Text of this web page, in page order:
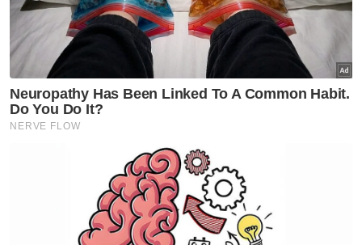
Ujarnya, kali pertama Aqil menjalani dialisis
pada Mac lalu dan Selasa depan perlu
melakukan prosedur endoskopi atau
memasukan kamera ke dalam perut bagi
mengetahui sama ada bersesuaian untuk
melakukan dialisis seterusnya.
"Doktor beritahu Aqil ada potensi untuk
sembuh sepenuhnya, tapi ambil masa dan
perlu makan tujuh biji ubat steroid, dua jenis
ubat darah tinggi serta lain-lain ubat setiap